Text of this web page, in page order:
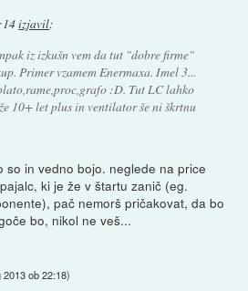
izjavil:
iz izkušn vem da tut "dobre firme"
Primer vzamem Enermaxa. Imel 3...
:D. Tut LC lahko
10+ let plus in ventilator še ni škrtnu
so in vedno bojo. neglede na price
ki je že v štartu zanič (eg.
pač nemorš pričakovat, da bo
bo, nikol ne veš...
2013 ob 22:18)